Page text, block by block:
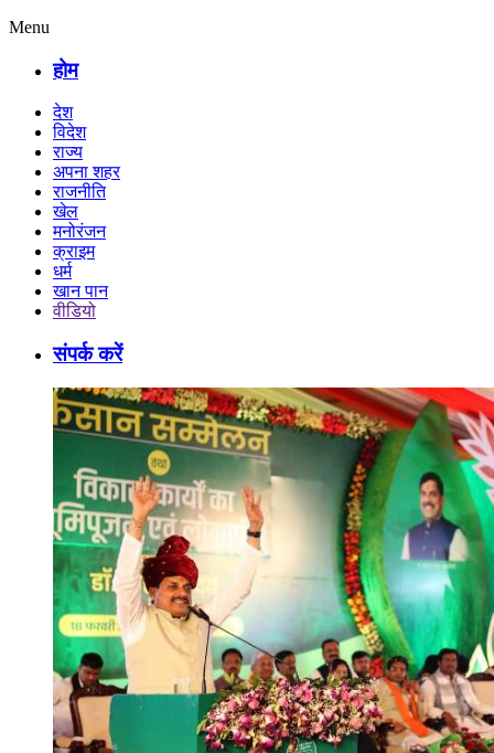
Menu
होम
देश
विदेश
राज्य
अपना शहर
राजनीति
खेल
मनोरंजन
क्राइम
धर्म
खान पान
वीडियो
संपर्क करें